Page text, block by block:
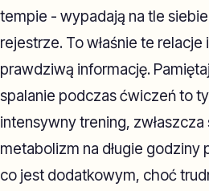
tempie - wypadają na tle
rejestrze. To właśnie te
prawdziwą informację.
spalanie podczas ćwiczeń to
intensywny trening, zwłaszcza
metabolizm na długie godziny
co jest dodatkowym, choć